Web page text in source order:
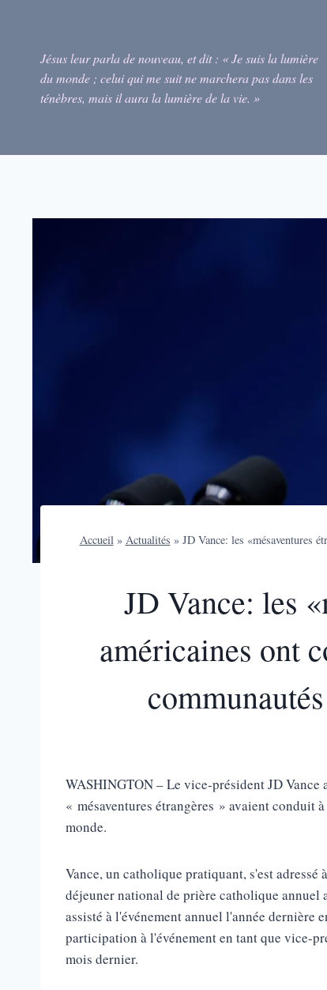
Jésus leur parla de nouveau, et dit : « Je suis la lumière
du monde ; celui qui me suit ne marchera pas dans les
ténèbres, mais il aura la lumière de la vie. »
Accueil» Actualités » JD Vance: les «mésaventures
JD Vance: les
américaines ont
WASHINGTON – Le vice-président JD Vance
« mésaventures étrangères » avaient conduit
monde.
Vance, un catholique pratiquant, s'est
déjeuner national de prière catholique annuel
assisté à l'événement annuel l'année dernière
participation à l'événement en tant que vice-
mois dernier.